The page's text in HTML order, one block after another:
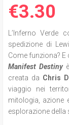
€3.30
L’Inferno
spedizione di
Come funziona?
Manifest Destinyè
creata da Chris
viaggio nei
mitologia, azione
esplorazione della